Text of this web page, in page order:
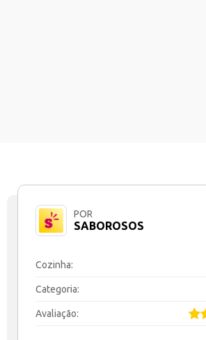
POR
SABOROSOS
Cozinha:
Categoria:
Avaliação: